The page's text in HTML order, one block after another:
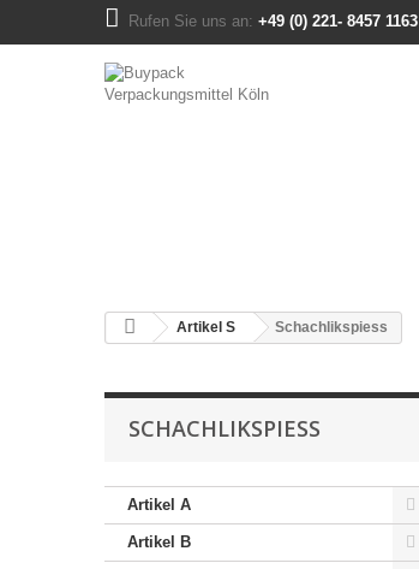
Rufen Sie uns an: +49 (0) 221- 8457 1163
Artikel S Schachlikspiess
SCHACHLIKSPIESS
Artikel A
Artikel B